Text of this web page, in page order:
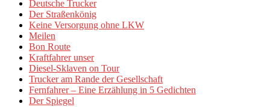
Deutsche Trucker
Der Straßenkönig
Keine Versorgung ohne LKW
Meilen
Bon Route
Kraftfahrer unser
Diesel-Sklaven on Tour
Trucker am Rande der Gesellschaft
Fernfahrer – Eine Erzählung in 5 Gedichten
Der Spiegel